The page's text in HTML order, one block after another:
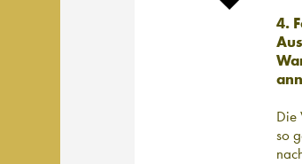
4.
Die
so